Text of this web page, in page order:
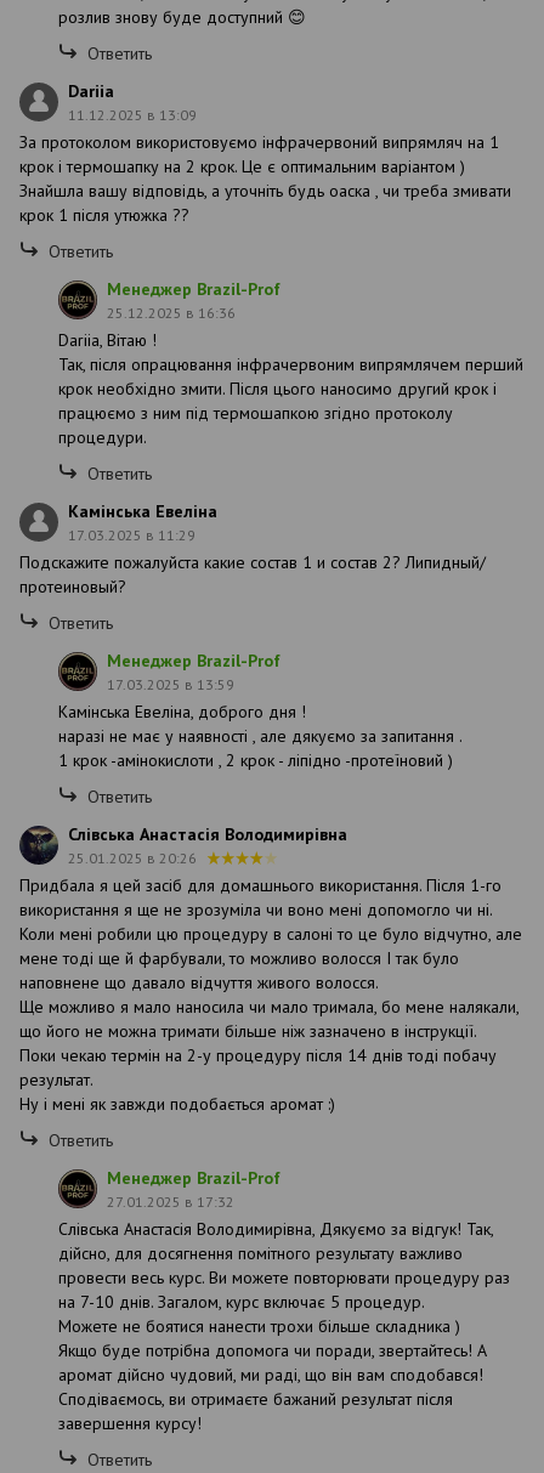
розлив знову буде доступний 😊
Ответить
Dariia
11.12.2025 в 13:09
За протоколом використовуємо інфрачервоний випрямляч на 1
крок і термошапку на 2 крок. Це є оптимальним варіантом )
Знайшла вашу відповідь, а уточніть будь оаска , чи треба змивати
крок 1 після утюжка ??
Ответить
Менеджер Brazil-Prof
25.12.2025 в 16:36
Dariia, Вітаю !
Так, після опрацювання інфрачервоним випрямлячем перший
крок необхідно змити. Після цього наносимо другий крок і
працюємо з ним під термошапкою згідно протоколу
процедури.
Ответить
Камінська Евеліна
17.03.2025 в 11:29
Подскажите пожалуйста какие состав 1 и состав 2? Липидный/
протеиновый?
Ответить
Менеджер Brazil-Prof
17.03.2025 в 13:59
Камінська Евеліна, доброго дня !
наразі не має у наявності , але дякуємо за запитання .
1 крок -амінокислоти , 2 крок - ліпідно -протеїновий )
Ответить
Слівська Анастасія Володимирівна
25.01.2025 в 20:26
Придбала я цей засіб для домашнього використання. Після 1-го
використання я ще не зрозуміла чи воно мені допомогло чи ні.
Коли мені робили цю процедуру в салоні то це було відчутно, але
мене тоді ще й фарбували, то можливо волосся І так було
наповнене що давало відчуття живого волосся.
Ще можливо я мало наносила чи мало тримала, бо мене налякали,
що його не можна тримати більше ніж зазначено в інструкції.
Поки чекаю термін на 2-у процедуру після 14 днів тоді побачу
результат.
Ну і мені як завжди подобається аромат :)
Ответить
Менеджер Brazil-Prof
27.01.2025 в 17:32
Слівська Анастасія Володимирівна, Дякуємо за відгук! Так,
дійсно, для досягнення помітного результату важливо
провести весь курс. Ви можете повторювати процедуру раз
на 7-10 днів. Загалом, курс включає 5 процедур.
Можете не боятися нанести трохи більше складника )
Якщо буде потрібна допомога чи поради, звертайтесь! А
аромат дійсно чудовий, ми раді, що він вам сподобався!
Сподіваємось, ви отримаєте бажаний результат після
завершення курсу!
Ответить